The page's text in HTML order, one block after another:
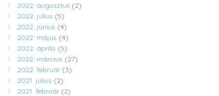
2022. augusztus (2)
2022. július (5)
2022. június (4)
2022. május (4)
2022. április (5)
2022. március (27)
2022. február (3)
2021. július (2)
2021. február (2)